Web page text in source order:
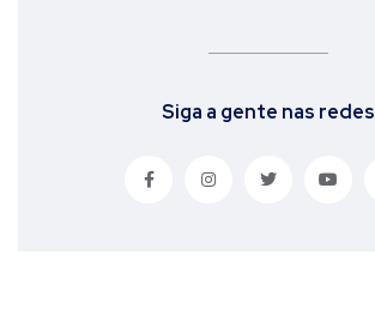
Siga a gente nas redes